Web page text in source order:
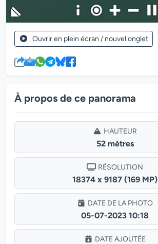
Ouvrir en plein écran / nouvel onglet
À propos de ce panorama
HAUTEUR
52 mètres
RÉSOLUTION
18374 x 9187 (169 MP)
DATE DE LA PHOTO
05-07-2023 10:18
DATE AJOUTÉE